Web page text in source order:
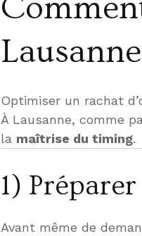
Lausanne
Optimiser un rachat
À Lausanne, comme
la maîtrise du timing.
1)
Avant même de